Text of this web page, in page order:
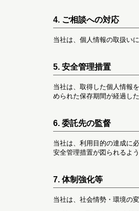
4. ご相談への対応
当社は、個人情報の取扱い
5. 安全管理措置
当社は、取得した個人情報
められた保存期間が経過し
6. 委託先の監督
当社は、利用目的の達成に
安全管理措置が図られるよう
7. 体制強化等
当社は、社会情勢・環境の